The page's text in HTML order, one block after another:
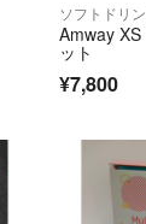
ソフトドリ
Amway
ット
¥7,800